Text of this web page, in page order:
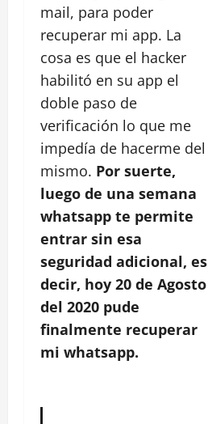
mail, para poder
recuperar mi app. La
cosa es que el hacker
habilitó en su app el
doble paso de
verificación lo que me
impedía de hacerme del
mismo. Por suerte,
luego de una semana
whatsapp te permite
entrar sin esa
seguridad adicional, es
decir, hoy 20 de Agosto
del 2020 pude
finalmente recuperar
mi whatsapp.